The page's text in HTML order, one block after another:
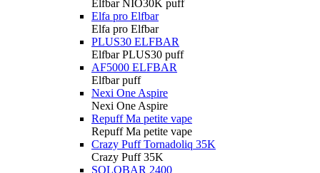
Elfbar NIO30K puff
Elfa pro Elfbar
Elfa pro Elfbar
PLUS30 ELFBAR
Elfbar PLUS30 puff
AF5000 ELFBAR
Elfbar puff
Nexi One Aspire
Nexi One Aspire
Repuff Ma petite vape
Repuff Ma petite vape
Crazy Puff Tornadoliq 35K
Crazy Puff 35K
SOLOBAR 2400